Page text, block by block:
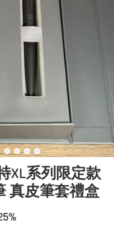
XL系列限定款
真皮筆套禮盒